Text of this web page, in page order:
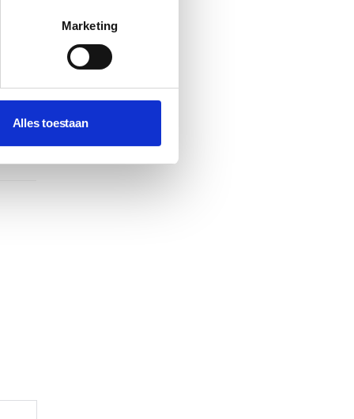
Marketing
Alles toestaan